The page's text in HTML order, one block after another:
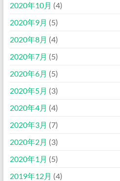
2020年10月 (4)
2020年9月 (5)
2020年8月 (4)
2020年7月 (5)
2020年6月 (5)
2020年5月 (3)
2020年4月 (4)
2020年3月 (7)
2020年2月 (3)
2020年1月 (5)
2019年12月 (4)